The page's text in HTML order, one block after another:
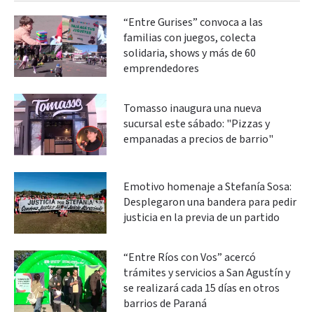
“Entre Gurises” convoca a las
familias con juegos, colecta
solidaria, shows y más de 60
emprendedores
Tomasso inaugura una nueva
sucursal este sábado: "Pizzas y
empanadas a precios de barrio"
Emotivo homenaje a Stefanía Sosa:
Desplegaron una bandera para pedir
justicia en la previa de un partido
“Entre Ríos con Vos” acercó
trámites y servicios a San Agustín y
se realizará cada 15 días en otros
barrios de Paraná